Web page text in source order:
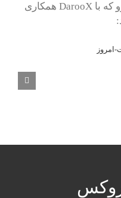
برخی از شرکت های پخش دارو که با DarooX همکاری